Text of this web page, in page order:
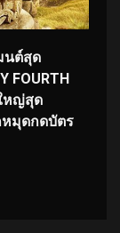
นต์สุด
FOURTH
หญ่สุด
หมุดกดบัตร